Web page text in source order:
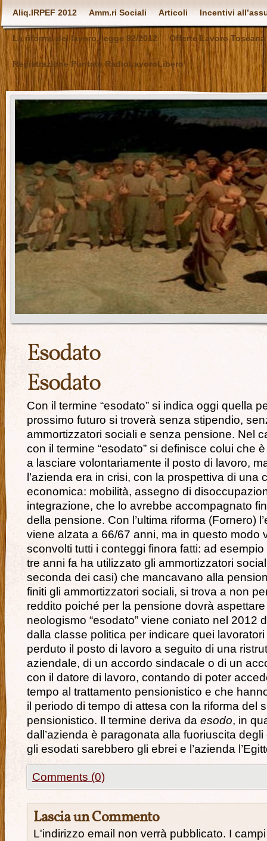
Aliq.IRPEF 2012 Amm.ri Sociali Articoli Incentivi
La riforma del lavoro, legge 92/2012 Offerte Lavoro Toscana
Registrazione Puntate RadioLavoroLibero
Esodato
Esodato
Con il termine “esodato” si indica oggi quella
prossimo futuro si troverà senza stipendio,
ammortizzatori sociali e senza pensione. Nel
con il termine “esodato” si definisce colui che
a lasciare volontariamente il posto di lavoro,
l’azienda era in crisi, con la prospettiva di una
economica: mobilità, assegno di
integrazione, che lo avrebbe accompagnato
della pensione. Con l’ultima riforma (Fornero)
viene alzata a 66/67 anni, ma in questo modo
sconvolti tutti i conteggi finora fatti: ad
tre anni fa ha utilizzato gli ammortizzatori
seconda dei casi) che mancavano alla
finiti gli ammortizzatori sociali, si trova a non
reddito poiché per la pensione dovrà
neologismo “esodato” viene coniato nel 2012
dalla classe politica per indicare quei
perduto il posto di lavoro a seguito di una
aziendale, di un accordo sindacale o di un
con il datore di lavoro, contando di poter
tempo al trattamento pensionistico e che
il periodo di tempo di attesa con la riforma del
pensionistico. Il termine deriva da esodo, in
dall’azienda è paragonata alla fuoriuscita degli
gli esodati sarebbero gli ebrei e l’azienda
Comments (0)
Lascia un Commento
L'indirizzo email non verrà pubblicato. I